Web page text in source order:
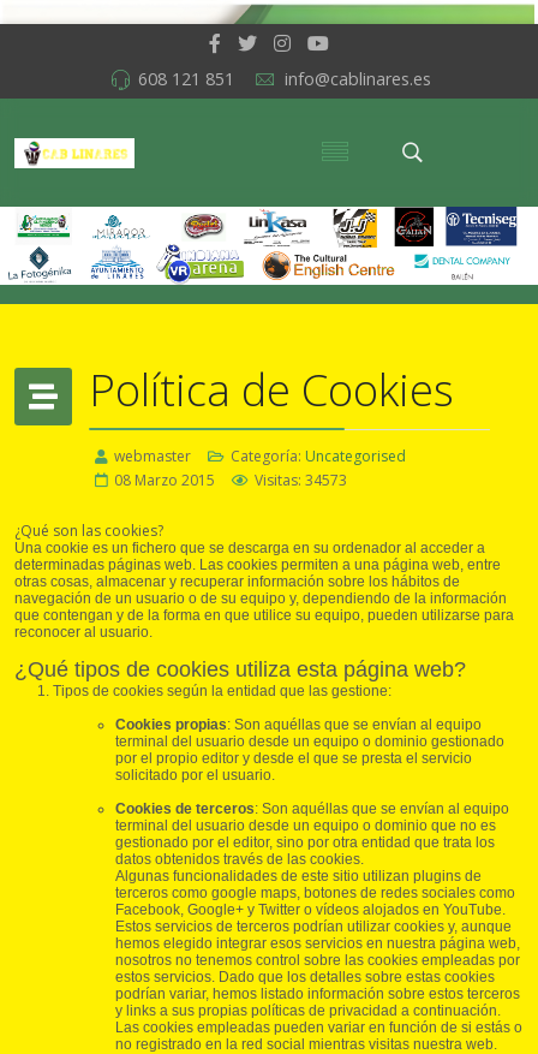
608 121 851 info@cablinares.es
Política de Cookies
webmaster Categoría: Uncategorised
08 Marzo 2015
Visitas: 34573
¿Qué son las cookies?
Una cookie es un fichero que se descarga en su ordenador al acceder a
determinadas páginas web. Las cookies permiten a una página web, entre
otras cosas, almacenar y recuperar información sobre los hábitos de
navegación de un usuario o de su equipo y, dependiendo de la información
que contengan y de la forma en que utilice su equipo, pueden utilizarse para
reconocer al usuario.
¿Qué tipos de cookies utiliza esta página web?
Tipos de cookies según la entidad que las gestione:
Cookies propias: Son aquéllas que se envían al equipo
terminal del usuario desde un equipo o dominio gestionado
por el propio editor y desde el que se presta el servicio
solicitado por el usuario.
Cookies de terceros: Son aquéllas que se envían al equipo
terminal del usuario desde un equipo o dominio que no es
gestionado por el editor, sino por otra entidad que trata los
datos obtenidos través de las cookies.
Algunas funcionalidades de este sitio utilizan plugins de
terceros como google maps, botones de redes sociales como
Facebook, Google+ y Twitter o vídeos alojados en YouTube.
Estos servicios de terceros podrían utilizar cookies y, aunque
hemos elegido integrar esos servicios en nuestra página web,
nosotros no tenemos control sobre las cookies empleadas por
estos servicios. Dado que los detalles sobre estas cookies
podrían variar, hemos listado información sobre estos terceros
y links a sus propias políticas de privacidad a continuación.
Las cookies empleadas pueden variar en función de si estás o
no registrado en la red social mientras visitas nuestra web.